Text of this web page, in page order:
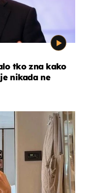
tko zna kako
nikada ne